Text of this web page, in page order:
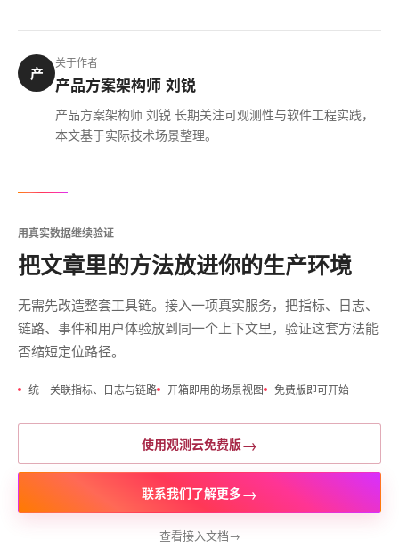
产
关于作者
产品方案架构师 刘锐
产品方案架构师 刘锐 长期关注可观测性与软件工程实践，
本文基于实际技术场景整理。
用真实数据继续验证
把文章里的方法放进你的生产环境
无需先改造整套工具链。接入一项真实服务，把指标、日志、
链路、事件和用户体验放到同一个上下文里，验证这套方法能
否缩短定位路径。
统一关联指标、日志与链路 开箱即用的场景视图 免费版即可开始
使用观测云免费版→
联系我们了解更多→
查看接入文档→